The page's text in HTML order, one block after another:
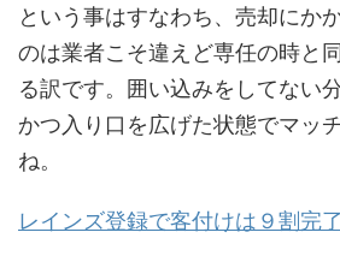
という事はすなわち、売却にか
のは業者こそ違えど専任の時と
る訳です。囲い込みをしてない
かつ入り口を広げた状態でマッ
ね。
レインズ登録で客付けは９割完